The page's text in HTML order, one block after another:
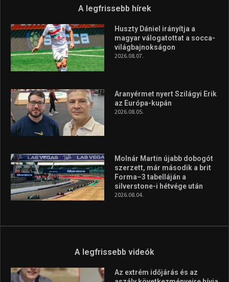
A legfrissebb hírek
Huszty Dániel irányítja a
magyar válogatottat a socca-
világbajnokságon
2026.08.07.
Aranyérmet nyert Szilágyi Erik
az Európa-kupán
2026.08.05.
Molnár Martin újabb dobogót
szerzett, már második a brit
Forma–3 tabelláján a
silverstone-i hétvége után
2026.08.04.
A legfrissebb videók
Az extrém időjárás és az